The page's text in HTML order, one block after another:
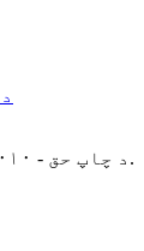
© د چاپ حق - ۲۰۱۰-۲۰۲۵: ټول حقونه خوندي دي.